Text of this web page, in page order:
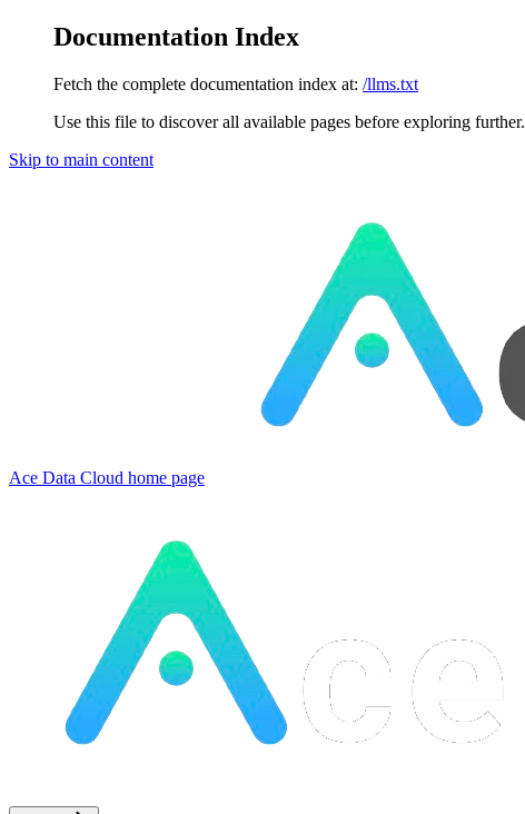
Documentation Index
Fetch the complete documentation index at: /llms.txt
Use this file to discover all available pages before exploring further.
Skip to main content
Ace Data Cloud home page